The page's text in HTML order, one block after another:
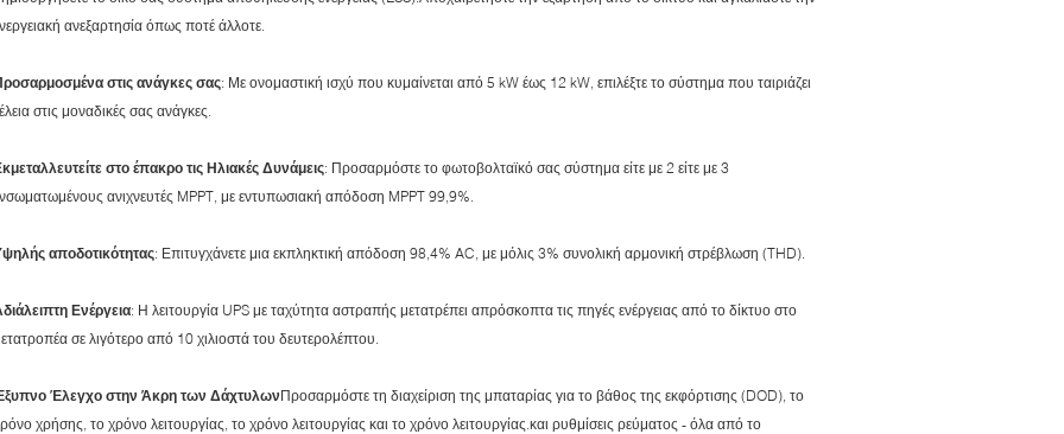
ανεξαρτησία όπως ποτέ άλλοτε.
στις ανάγκες σας: Με ονομαστική ισχύ που κυμαίνεται από 5 kW έως 12 kW, επιλέξτε το σύστημα που ταιριάζει
στις μοναδικές σας ανάγκες.
στο έπακρο τις Ηλιακές Δυνάμεις: Προσαρμόστε το φωτοβολταϊκό σας σύστημα είτε με 2 είτε με 3
ανιχνευτές MPPT, με εντυπωσιακή απόδοση MPPT 99,9%.
αποδοτικότητας: Επιτυγχάνετε μια εκπληκτική απόδοση 98,4% AC, με μόλις 3% συνολική αρμονική στρέβλωση (THD).
Ενέργεια: Η λειτουργία UPS με ταχύτητα αστραπής μετατρέπει απρόσκοπτα τις πηγές ενέργειας από το δίκτυο στο
σε λιγότερο από 10 χιλιοστά του δευτερολέπτου.
Έλεγχο στην Άκρη των ΔάχτυλωνΠροσαρμόστε τη διαχείριση της μπαταρίας για το βάθος της εκφόρτισης (DOD), το
χρήσης, το χρόνο λειτουργίας, το χρόνο λειτουργίας και το χρόνο λειτουργίας.και ρυθμίσεις ρεύματος - όλα από το